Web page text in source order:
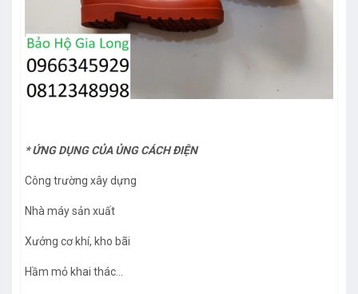
*ỨNG DỤNG CỦA ỦNG CÁCH ĐIỆN
Công trường xây dựng
Nhà máy sản xuất
Xưởng cơ khí, kho bãi
Hầm mỏ khai thác…